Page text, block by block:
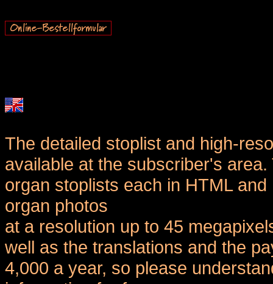
The detailed stoplist and high-
available at the subscriber's
organ stoplists each in HTML
organ photos
at a resolution up to 45
well as the translations and the
4,000 a year, so please